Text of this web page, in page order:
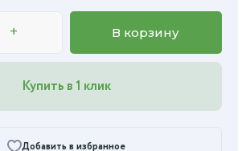
+ В корзину
Купить в 1 клик
Добавить в избранное